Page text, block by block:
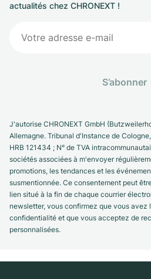
actualités chez CHRONEXT !
S’abonner
J'autorise CHRONEXT GmbH
Allemagne. Tribunal d'Instance de
HRB 121434 ; N° de TVA
sociétés associées à m'envoyer
promotions, les tendances et les
susmentionnée. Ce consentement peut
lien situé à la fin de chaque courrier
newsletter, vous confirmez que vous avez
confidentialité et que vous acceptez de
personnalisées.